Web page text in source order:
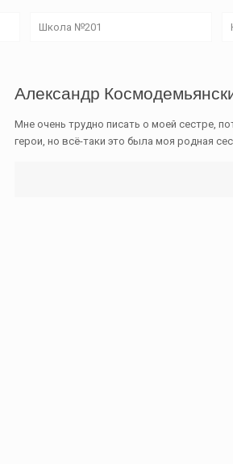
Школа №201
Александр
Мне очень трудно писать о моей сестре,
герои, но всё-таки это была моя родная